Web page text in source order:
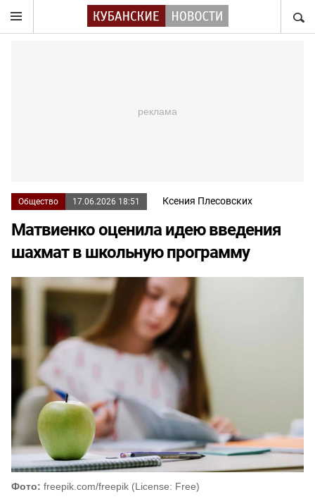
Общество 17.06.2026 18:51 Ксения Плесовских
Матвиенко оценила идею введения
шахмат в школьную программу
Фото: freepik.com/freepik (License: Free)